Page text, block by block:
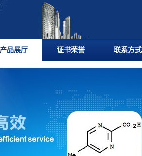
产品展厅 证书荣誉 联系方式